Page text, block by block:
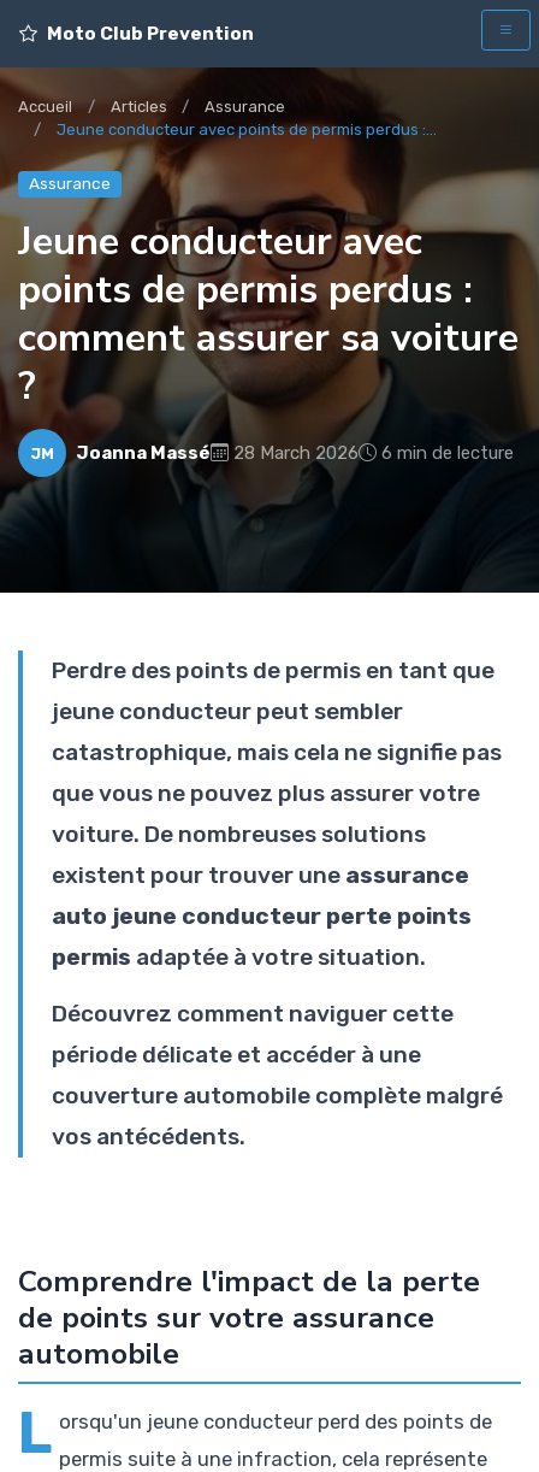
Moto Club Prevention
Accueil Articles
Assurance
Jeune conducteur avec points de permis perdus :...
Assurance
Jeune conducteur avec
points de permis perdus :
comment assurer sa voiture
?
JM Joanna Massé 28 March 2026 6 min de lecture
Perdre des points de permis en tant que
jeune conducteur peut sembler
catastrophique, mais cela ne signifie pas
que vous ne pouvez plus assurer votre
voiture. De nombreuses solutions
existent pour trouver une assurance
auto jeune conducteur perte points
permis adaptée à votre situation.
Découvrez comment naviguer cette
période délicate et accéder à une
couverture automobile complète malgré
vos antécédents.
Comprendre l'impact de la perte
de points sur votre assurance
automobile
L orsqu'un jeune conducteur perd des points de
permis suite à une infraction, cela représente